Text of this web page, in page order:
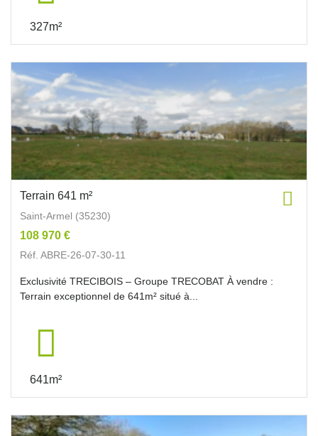
327m²
Terrain 641 m²
Saint-Armel (35230)
108 970 €
Réf. ABRE-26-07-30-11
Exclusivité TRECIBOIS – Groupe TRECOBAT À vendre :
Terrain exceptionnel de 641m² situé à...
641m²